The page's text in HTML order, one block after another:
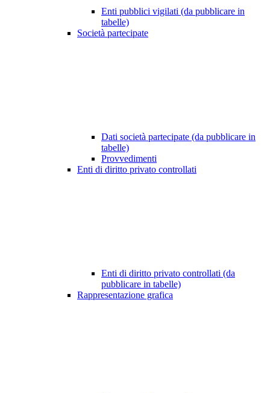
Enti pubblici vigilati (da pubblicare in
tabelle)
Società partecipate
Dati società partecipate (da pubblicare in
tabelle)
Provvedimenti
Enti di diritto privato controllati
Enti di diritto privato controllati (da
pubblicare in tabelle)
Rappresentazione grafica